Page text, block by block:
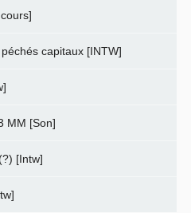
capitaux [INTW]
MM [Son]
[Intw]